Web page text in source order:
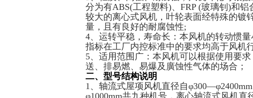
分为有ABS(工程塑料)、FRP (玻璃钊)和
较大的离心式风机，叶轮表面经特殊的镀
量，且有良好的耐腐蚀性;
4、运转平稳，寿命长：本风机的转动惯
指标在工厂内控标准中的要求均高于风机
5、适用范围广：本风机可以根据使用要
送、排易燃、易爆及廣蚀性气体的场合；
二、型号结构说明
1、轴流式屋项风机直径自
φ1000mm共九种机号，离心轴流式风机